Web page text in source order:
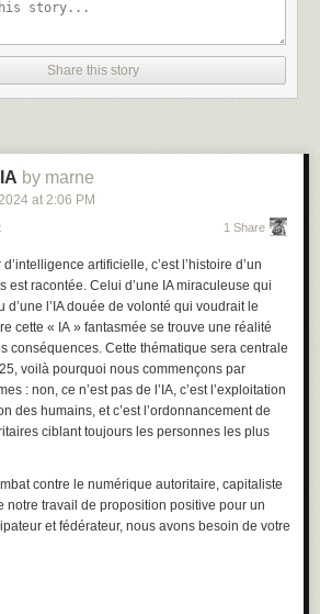
le bien commun qu’est le Web.
traiter toutes ces données, il faut une
de ressources. Celle-ci transparaît via les
de la tech, dopée au capitalisme de
calcul de données nécessaire pour entraîner
d’IA, en investissant dans des puces
sous-marins et des data centers. Ces
nécessitant à leur tour des quantités
triple accumulation — de données, de
on comprend pourquoi l’IA est le produit de
dans l’économie du numérique, et en
Or, le mythe marketing (et médiatique) de
délibérément les enjeux et les limites
y compris pour les plus performants d’entre
gabegie des moyens nécessaires à leur
autour de l’IA fait l’impasse sur les
Car bien loin de résoudre les
grâce à une prétendue rationalité
Share this story
by marne
at 2:06 PM
1 Share
artificielle, c’est l’histoire d’un
est racontée. Celui d’une IA miraculeuse qui
d’une l’IA douée de volonté qui voudrait le
cette « IA » fantasmée se trouve une réalité
conséquences. Cette thématique sera centrale
voilà pourquoi nous commençons par
: non, ce n’est pas de l’IA, c’est l’exploitation
des humains, et c’est l’ordonnancement de
ciblant toujours les personnes les plus
contre le numérique autoritaire, capitaliste
notre travail de proposition positive pour un
et fédérateur, nous avons besoin de votre